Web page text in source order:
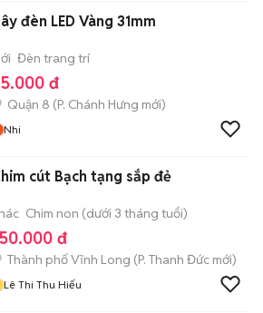
đèn LED Vàng 31mm
Đèn trang trí
đ
Quận 8 (P. Chánh Hưng mới)
Nhi
cút Bạch tạng sắp đẻ
Chim non (dưới 3 tháng tuổi)
đ
Thành phố Vĩnh Long (P. Thanh Đức mới)
Lê Thi Thu Hiếu